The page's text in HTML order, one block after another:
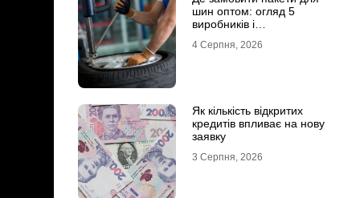
шин оптом: огляд 5
виробників і
4 Серпня, 2026
Як кількість відкритих
кредитів впливає на нову
заявку
3 Серпня, 2026